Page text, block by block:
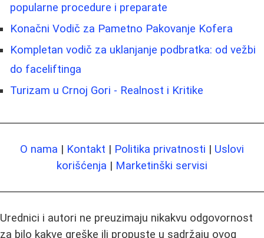
popularne procedure i preparate
Konačni Vodič za Pametno Pakovanje Kofera
Kompletan vodič za uklanjanje podbratka: od vežbi
do faceliftinga
Turizam u Crnoj Gori - Realnost i Kritike
O nama | Kontakt | Politika privatnosti | Uslovi
korišćenja | Marketinški servisi
Urednici i autori ne preuzimaju nikakvu odgovornost
za bilo kakve greške ili propuste u sadržaju ovog